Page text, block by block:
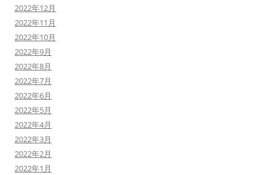
2022年12月
2022年11月
2022年10月
2022年9月
2022年8月
2022年7月
2022年6月
2022年5月
2022年4月
2022年3月
2022年2月
2022年1月